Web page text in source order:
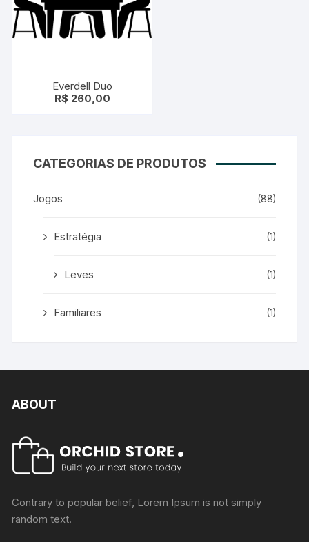
Everdell Duo
R$260,00
CATEGORIAS DE PRODUTOS
Jogos (88)
Estratégia (1)
Leves (1)
Familiares (1)
ABOUT
Contrary to popular belief, Lorem Ipsum is not simply
random text.